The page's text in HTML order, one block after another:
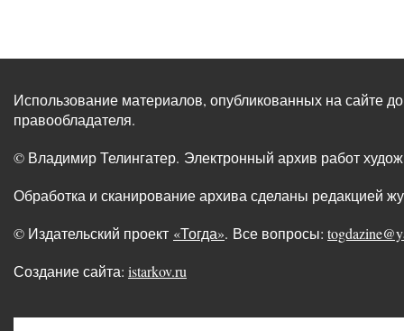
Использование материалов, опубликованных на сайте
правообладателя.
© Владимир Телингатер. Электронный архив работ
Обработка и сканирование архива сделаны редакцией
© Издательский проект «Тогда». Все вопросы:
Создание сайта: istarkov.ru